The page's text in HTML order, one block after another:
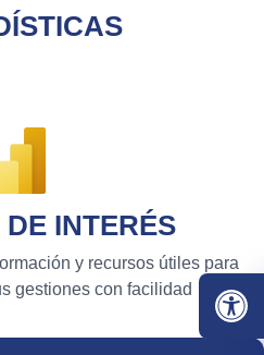
INTERÉS
y recursos útiles para
gestiones con facilidad